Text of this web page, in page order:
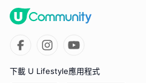
下載 U Lifestyle應用程式